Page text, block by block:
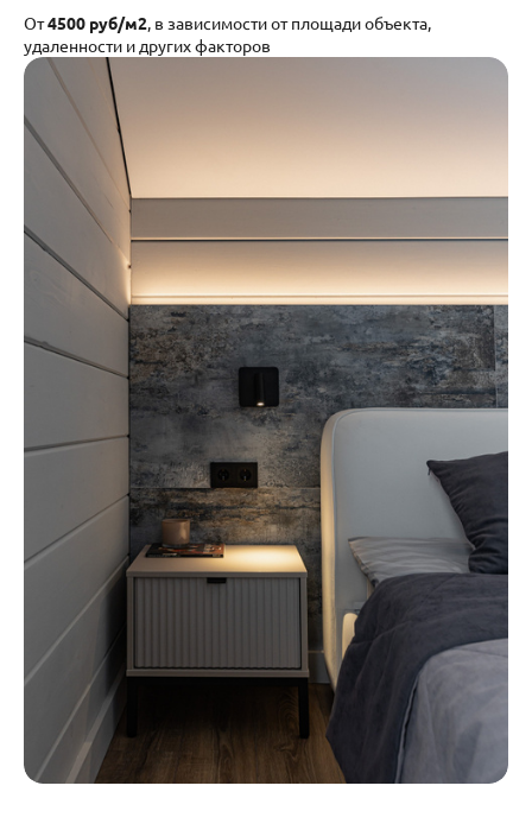
От4500 руб/м2, в зависимости от площади объекта,
удаленности и других факторов